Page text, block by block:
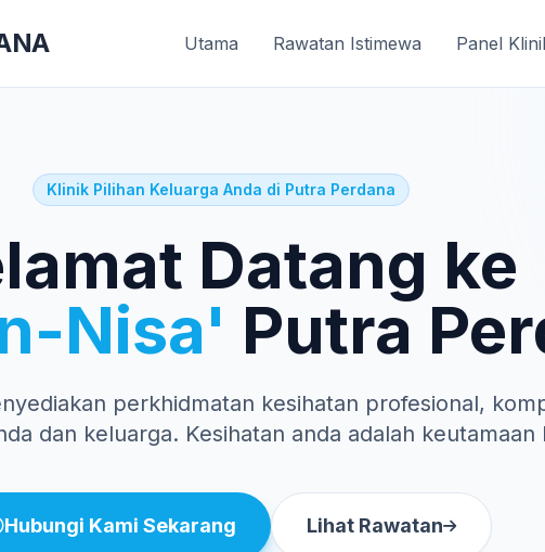
Utama Rawatan Istimewa Panel
Klinik Pilihan Keluarga Anda di Putra Perdana
Datang ke
Nisa' Putra
perkhidmatan kesihatan profesional,
dan keluarga. Kesihatan anda adalah keutamaan
Hubungi Kami Sekarang Lihat Rawatan